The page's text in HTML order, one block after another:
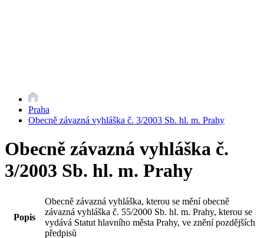
Praha
Obecně závazná vyhláška č. 3/2003 Sb. hl. m. Prahy
Obecně závazná vyhláška č.
3/2003 Sb. hl. m. Prahy
Popis
Obecně závazná vyhláška, kterou se mění obecně
závazná vyhláška č. 55/2000 Sb. hl. m. Prahy, kterou se
vydává Statut hlavního města Prahy, ve znění pozdějších
předpisů